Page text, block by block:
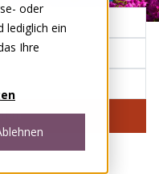
oder
lediglich ein
Ihre